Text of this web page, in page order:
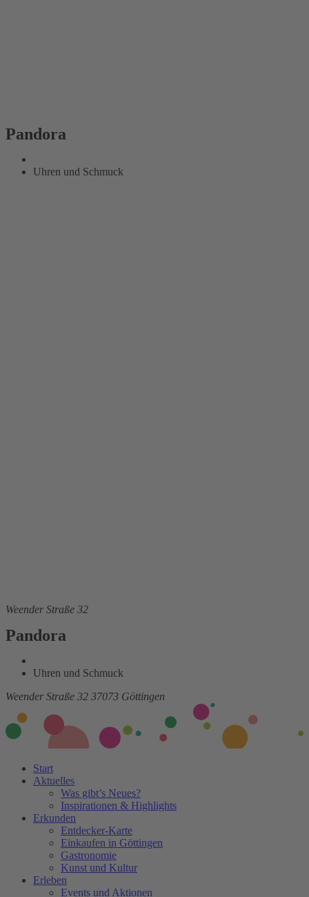
Pandora
Uhren und Schmuck
Weender Straße 32
Pandora
Uhren und Schmuck
Weender Straße 32 37073 Göttingen
Start
Aktuelles
Was gibt’s Neues?
Inspirationen & Highlights
Erkunden
Entdecker-Karte
Einkaufen in Göttingen
Gastronomie
Kunst und Kultur
Erleben
Events und Aktionen